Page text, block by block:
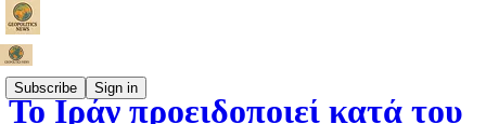
Subscribe Sign in
Το Ιράν προειδοποιεί κατά του